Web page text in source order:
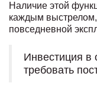
Наличие этой
каждым выстрелом,
повседневной
Инвестиция в
требовать